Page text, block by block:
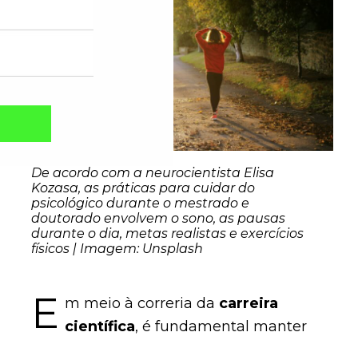
De acordo com a neurocientista Elisa
Kozasa, as práticas para cuidar do
psicológico durante o mestrado e
doutorado envolvem o sono, as pausas
durante o dia, metas realistas e exercícios
físicos | Imagem: Unsplash
E m meio à correria da carreira
científica, é fundamental manter
Captcha obrigatório
Seu e-mail foi cadastrado com sucesso!